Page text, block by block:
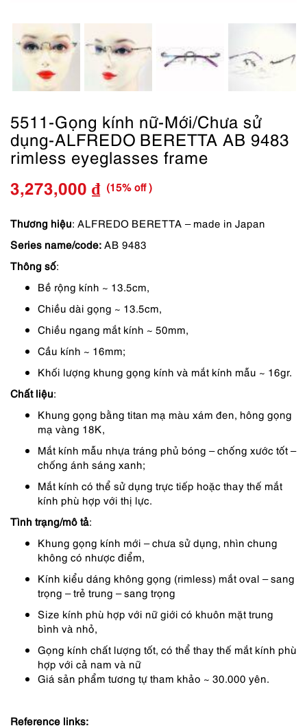
5511-Gọng kính nữ-Mới/Chưa sử
dụng-ALFREDO BERETTA AB 9483
rimless eyeglasses frame
Giá
gốc
là:
3,273,000 ₫
Giá
hiện
tại
3,273,000 ₫.
(15% off )
Thương hiệu: ALFREDO BERETTA – made in Japan
Series name/code: AB 9483
Thông số:
Bề rộng kính ~ 13.5cm,
Chiều dài gọng ~ 13.5cm,
Chiều ngang mắt kính ~ 50mm,
Cầu kính ~ 16mm;
Khối lượng khung gọng kính và mắt kính mẫu ~ 16gr.
Chất liệu:
Khung gọng bằng titan mạ màu xám đen, hông gọng
mạ vàng 18K,
Mắt kính mẫu nhựa tráng phủ bóng – chống xước tốt –
chống ánh sáng xanh;
Mắt kính có thể sử dụng trực tiếp hoặc thay thế mắt
kính phù hợp với thị lực.
Tình trạng/mô tả:
Khung gọng kính mới – chưa sử dụng, nhìn chung
không có nhược điểm,
Kính kiểu dáng không gọng (rimless) mắt oval – sang
trọng – trẻ trung – sang trọng
Size kính phù hợp với nữ giới có khuôn mặt trung
bình và nhỏ,
Gọng kính chất lượng tốt, có thể thay thế mắt kính phù
hợp với cả nam và nữ
Giá sản phẩm tương tự tham khảo ~ 30.000 yên.
Reference links: